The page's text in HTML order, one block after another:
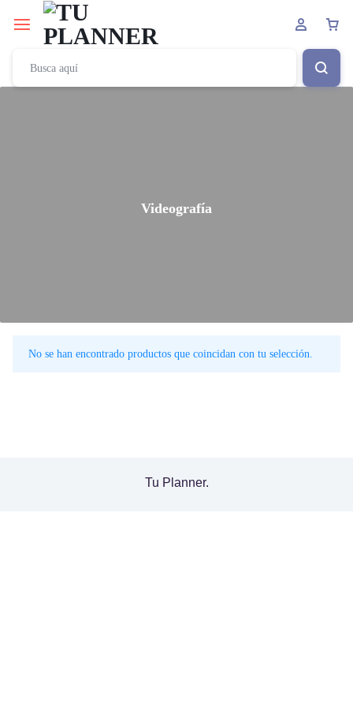
Videografía
No se han encontrado productos que coincidan con tu selección.
Tu Planner.